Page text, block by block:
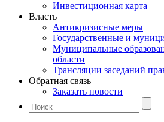
Инвестиционная карта
Власть
Антикризисные меры
Государственные и
Муниципальные
области
Трансляции заседаний
Обратная связь
Заказать новости